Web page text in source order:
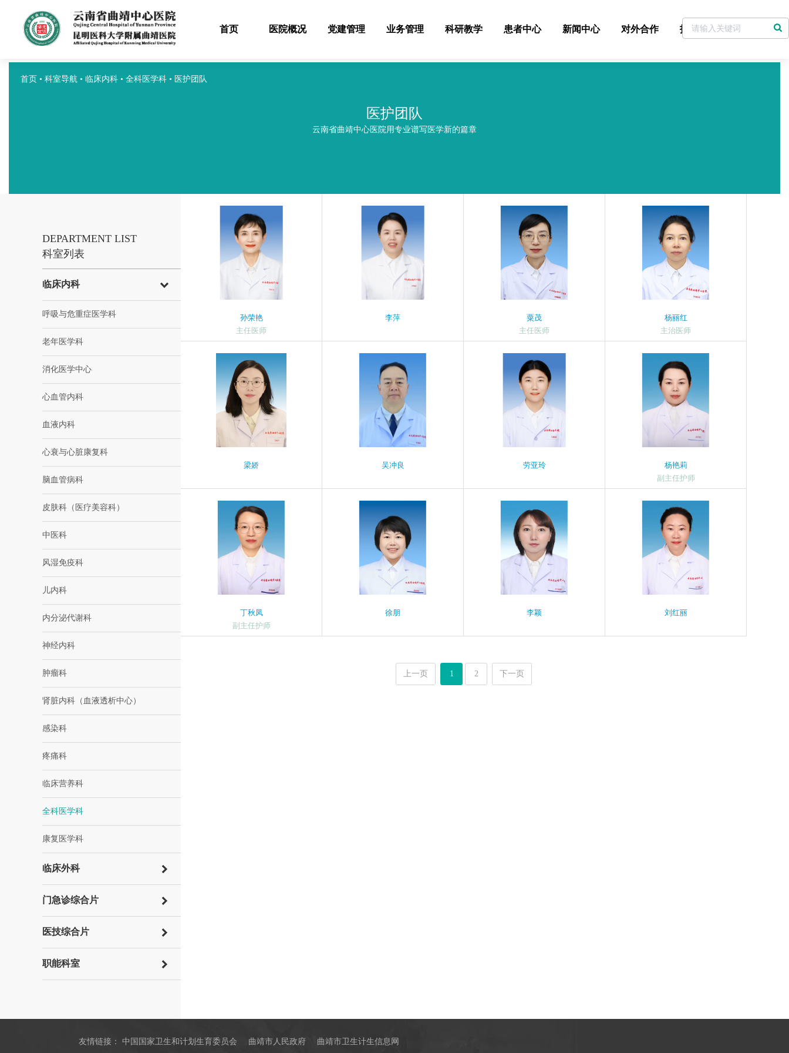
首页 医院概况 党建管理 业务管理 科研教学 患者中心 新闻中心 对外合作 招标采购 党委书记信箱
首页 • 科室导航 • 临床内科 • 全科医学科 • 医护团队
医护团队
云南省曲靖中心医院用专业谱写医学新的篇章
DEPARTMENT LIST
科室列表
临床内科
呼吸与危重症医学科
老年医学科
消化医学中心
心血管内科
血液内科
心衰与心脏康复科
脑血管病科
皮肤科（医疗美容科）
中医科
风湿免疫科
儿内科
内分泌代谢科
神经内科
肿瘤科
肾脏内科（血液透析中心）
感染科
疼痛科
临床营养科
全科医学科
康复医学科
临床外科
门急诊综合片
医技综合片
职能科室
孙荣艳
主任医师
李萍
粟茂
主任医师
杨丽红
主治医师
梁娇 吴冲良 劳亚玲
杨艳莉
副主任护师
丁秋凤
副主任护师
徐朋 李颖 刘红丽
上一页 1 2 下一页
友情链接：中国国家卫生和计划生育委员会 曲靖市人民政府 曲靖市卫生计生信息网